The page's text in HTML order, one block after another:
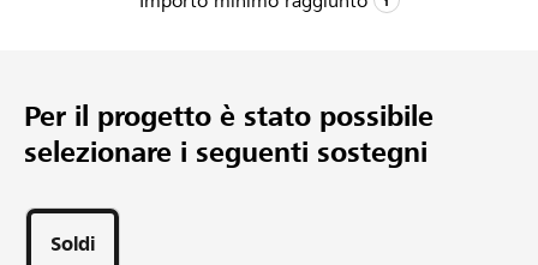
CHF 20’000
Importo desiderato
Sostegni
Per il progetto è stato possibile
selezionare i seguenti sostegni
Soldi